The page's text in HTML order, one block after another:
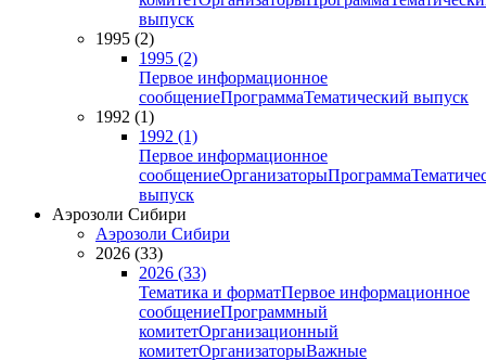
выпуск
1995 (2)
1995 (2)
Первое информационное
сообщениеПрограммаТематический выпуск
1992 (1)
1992 (1)
Первое информационное
сообщениеОрганизаторыПрограмма
выпуск
Аэрозоли Сибири
Аэрозоли Сибири
2026 (33)
2026 (33)
Тематика и форматПервое информационное
сообщениеПрограммный
комитетОрганизационный
комитетОрганизаторыВажные